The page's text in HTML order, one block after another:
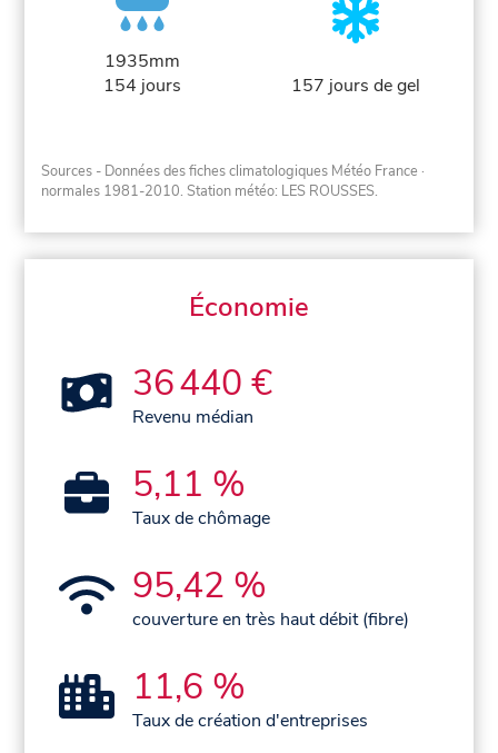
1935mm
154 jours
157 jours de gel
Sources - Données des fiches climatologiques Météo France ·
normales 1981-2010. Station météo: LES ROUSSES.
Économie
36 440 €
Revenu médian
5,11 %
Taux de chômage
95,42 %
couverture en très haut débit (fibre)
11,6 %
Taux de création d'entreprises